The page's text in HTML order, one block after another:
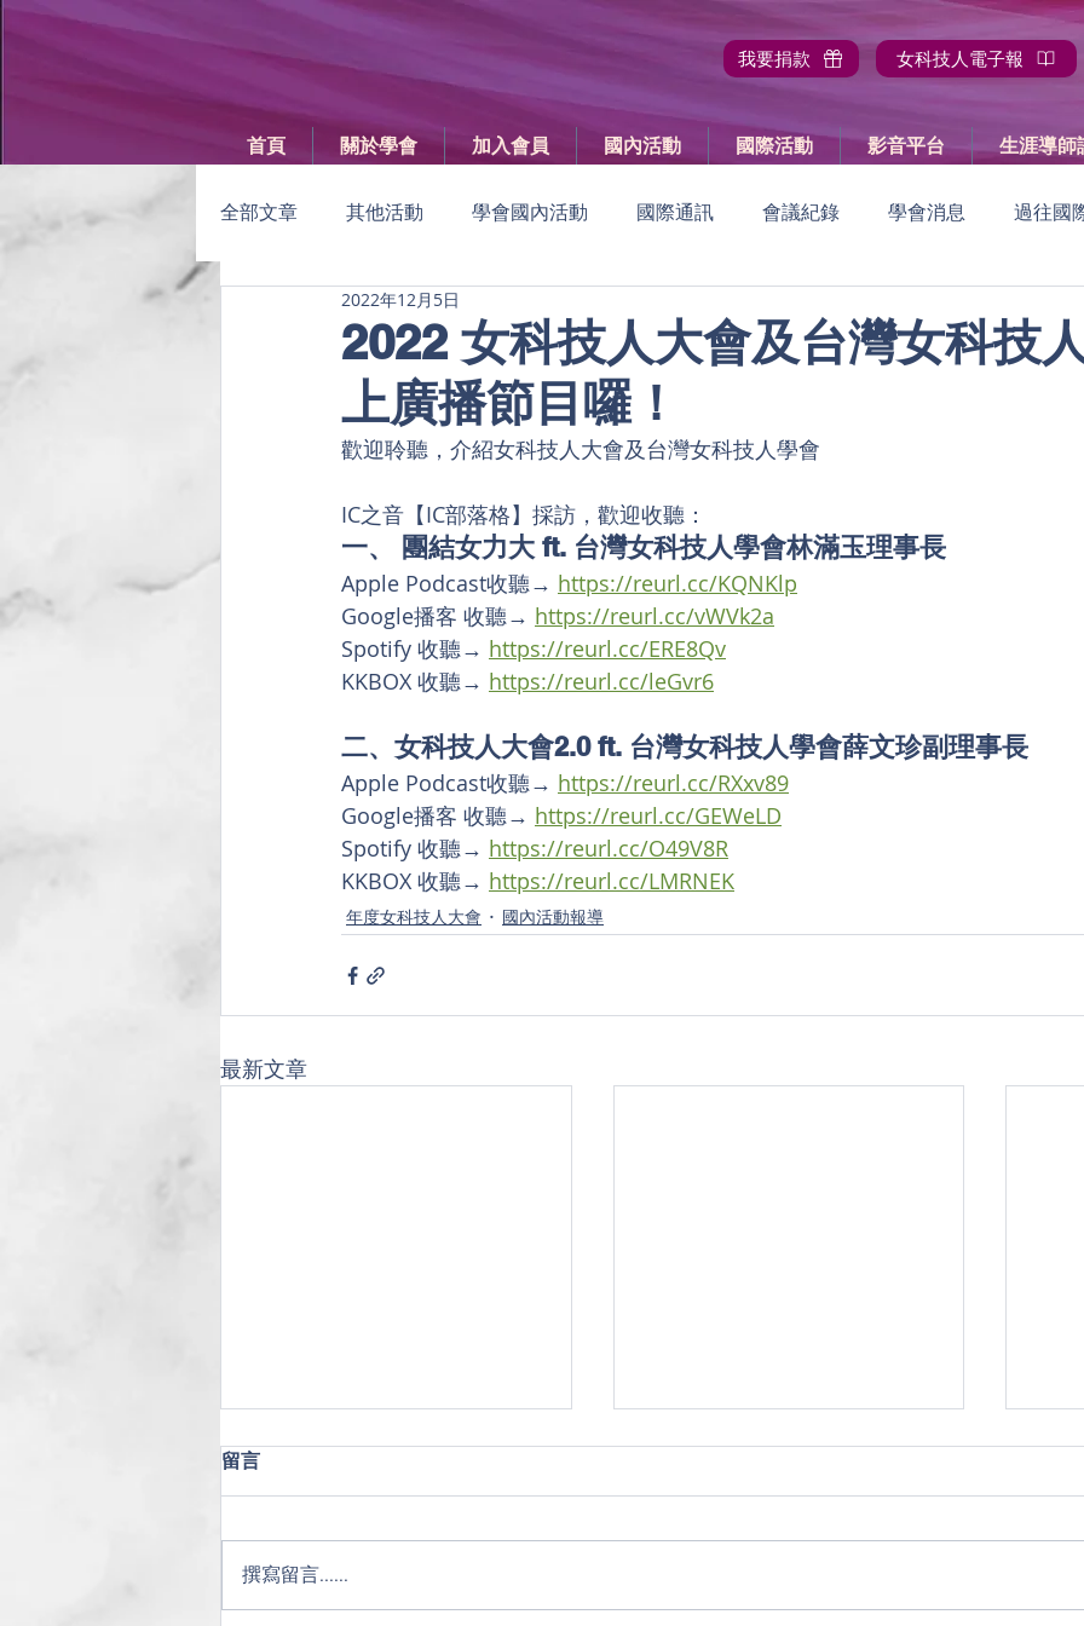
我要捐款 女科技人電子報
首頁 關於學會 加入會員 國內活動 國際活動 影音平台 生涯導師
全部文章 其他活動 學會國內活動 國際通訊 會議紀錄 學會消息 過往國
女科技人電子報
年度女科技人大會 學會會員大會
2022 女科技人大會及台灣女科技
上廣播節目囉！
2022年12月5日
歡迎聆聽，介紹女科技人大會及台灣女科技人學會
IC之音【IC部落格】採訪，歡迎收聽：
一、 團結女力大 ft. 台灣女科技人學會林滿玉理事長
Apple Podcast收聽→ https://reurl.cc/KQNKlp
Google播客 收聽→ https://reurl.cc/vWVk2a
Spotify 收聽→ https://reurl.cc/ERE8Qv
KKBOX 收聽→ https://reurl.cc/leGvr6
二、女科技人大會2.0 ft. 台灣女科技人學會薛文珍副理事長
Apple Podcast收聽→ https://reurl.cc/RXxv89
Google播客 收聽→ https://reurl.cc/GEWeLD
Spotify 收聽→ https://reurl.cc/O49V8R
KKBOX 收聽→ https://reurl.cc/LMRNEK
年度女科技人大會 國內活動報導
最新文章
留言
撰寫留言......